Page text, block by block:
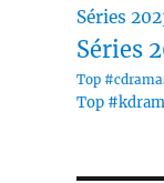
Séries
Séries
Top
Top